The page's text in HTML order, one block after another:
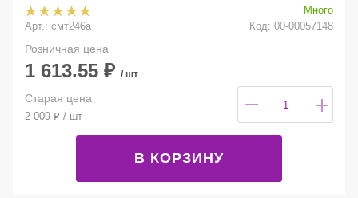
Много
Арт.: смт246а
Код: 00-00057148
Розничная цена
1 613.55 ₽ / шт
Старая цена
2 009₽/ шт
В КОРЗИНУ